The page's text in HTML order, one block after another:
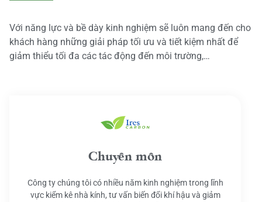
Với năng lực và bề dày kinh nghiệm sẽ luôn mang đến cho
khách hàng những giải pháp tối ưu và tiết kiệm nhất để
giảm thiểu tối đa các tác động đến môi trường,…
Chuyên môn
Công ty chúng tôi có nhiều năm kinh nghiệm trong lĩnh
vực kiểm kê nhà kính, tư vấn biến đổi khí hậu và giảm